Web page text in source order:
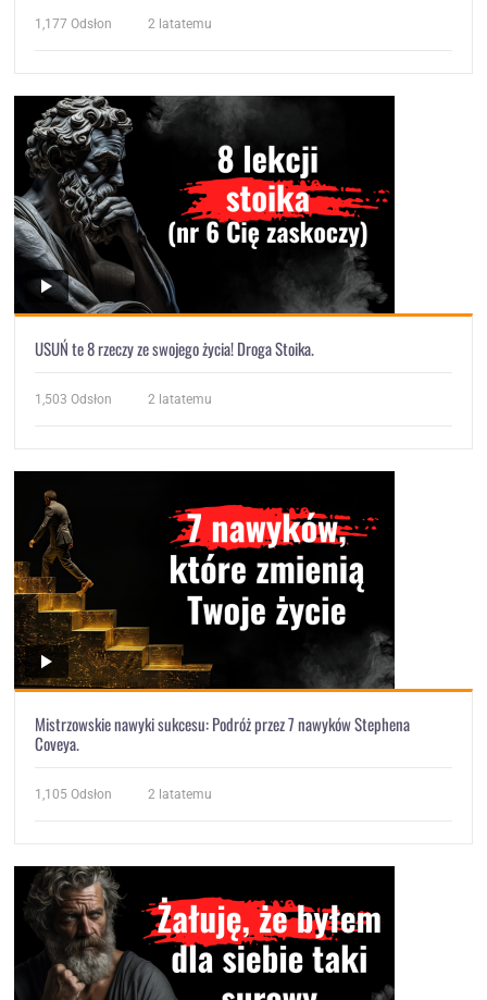
1,177 Odsłon 2 latatemu
USUŃ te 8 rzeczy ze swojego życia! Droga Stoika.
1,503 Odsłon 2 latatemu
Mistrzowskie nawyki sukcesu: Podróż przez 7 nawyków Stephena
Coveya.
1,105 Odsłon 2 latatemu